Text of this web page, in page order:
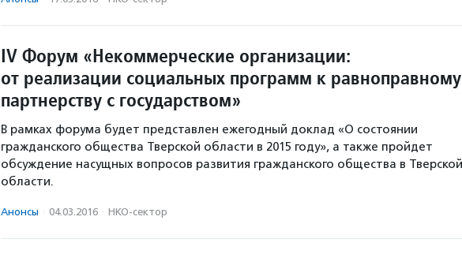
IV Форум «Некоммерческие организации:
от реализации социальных программ к равноправному
партнерству с государством»
В рамках форума будет представлен ежегодный доклад «О состоянии
гражданского общества Тверской области в 2015 году», а также пройдет
обсуждение насущных вопросов развития гражданского общества в Тверской
области.
Анонсы · 04.03.2016 · НКО-сектор